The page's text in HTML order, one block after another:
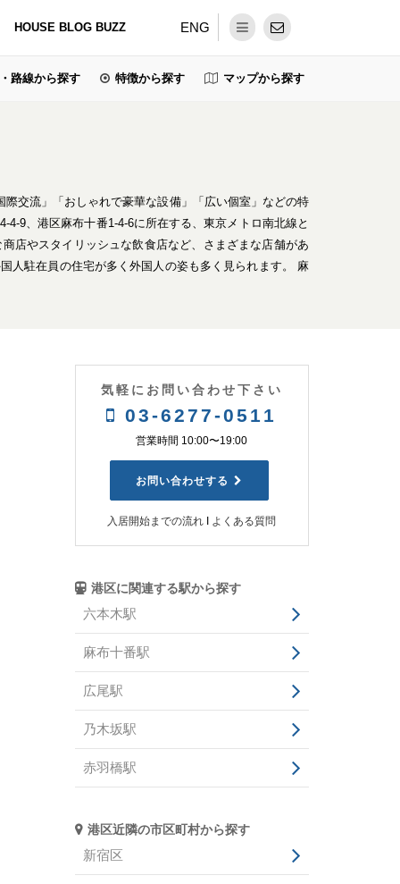
HOUSE BLOG BUZZ ENG
路線から探す 特徴から探す マップから探す
交流」「おしゃれで豪華な設備」「広い個室」などの特
9、港区麻布十番1-4-6に所在する、東京メトロ南北線と
店やスタイリッシュな飲食店など、さまざまな店舗があ
人駐在員の住宅が多く外国人の姿も多く見られます。 麻
気軽にお問い合わせ下さい
03-6277-0511
営業時間 10:00〜19:00
お問い合わせする
入居開始までの流れ Ι よくある質問
港区に関連する駅から探す
六本木駅
麻布十番駅
広尾駅
乃木坂駅
赤羽橋駅
港区近隣の市区町村から探す
新宿区